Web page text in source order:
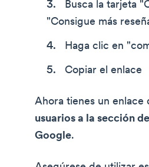
Busca la tarjeta
"Consigue más
Haga clic en
Copiar el enlace
Ahora tienes un
usuarios a la sección
Google.